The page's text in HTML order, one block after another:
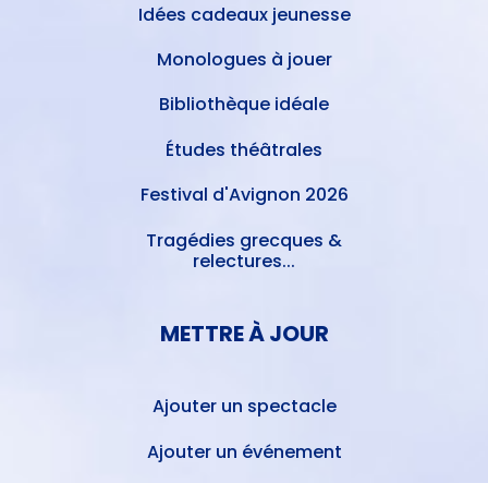
Idées cadeaux jeunesse
Monologues à jouer
Bibliothèque idéale
Études théâtrales
Festival d'Avignon 2026
Tragédies grecques &
relectures...
METTRE À JOUR
Ajouter un spectacle
Ajouter un événement